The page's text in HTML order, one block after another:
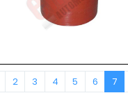
2 3 4 5 6 7